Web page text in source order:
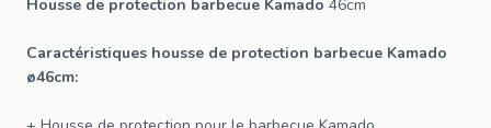
Housse de protection barbecue Kamado 46cm
Caractéristiques housse de protection barbecue Kamado
ø46cm: